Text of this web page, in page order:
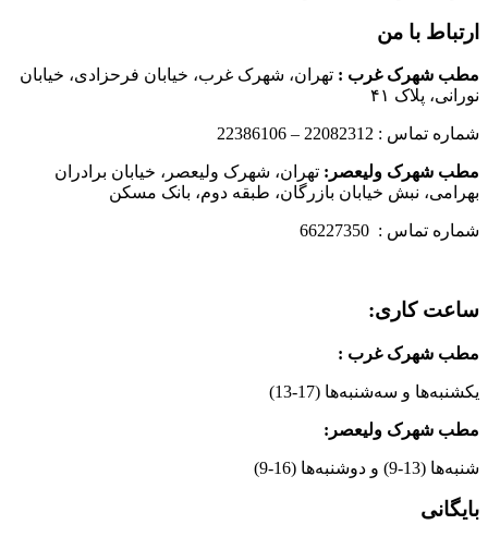
ارتباط با من
مطب شهرک غرب : تهران، شهرک غرب، خیابان فرحزادی، خیابان
نورانی، پلاک ۴۱
شماره تماس : 22082312 – 22386106
مطب شهرک ولیعصر: تهران، شهرک ولیعصر، خیابان برادران
بهرامی، نبش خیابان بازرگان، طبقه دوم، بانک مسکن
شماره تماس : 66227350
ساعت کاری:
مطب شهرک غرب :
یکشنبه‌ها و سه‌شنبه‌ها (17-13)
مطب شهرک ولیعصر:
شنبه‌ها (13-9) و دوشنبه‌ها (16-9)
بایگانی